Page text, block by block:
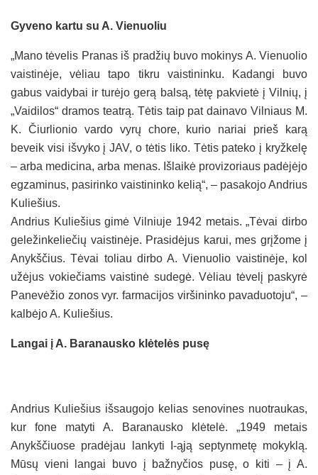
Gyveno kartu su A. Vienuoliu
„Mano tėvelis Pranas iš pradžių buvo mokinys A. Vienuolio
vaistinėje, vėliau tapo tikru vaistininku. Kadangi buvo
gabus vaidybai ir turėjo gerą balsą, tėtę pakvietė į Vilnių, į
„Vaidilos“ dramos teatrą. Tėtis taip pat dainavo Vilniaus M.
K. Čiurlionio vardo vyrų chore, kurio nariai prieš karą
beveik visi išvyko į JAV, o tėtis liko. Tėtis pateko į kryžkelę
– arba medicina, arba menas. Išlaikė provizoriaus padėjėjo
egzaminus, pasirinko vaistininko kelią“, – pasakojo Andrius
Kuliešius.
Andrius Kuliešius gimė Vilniuje 1942 metais. „Tėvai dirbo
geležinkeliečių vaistinėje. Prasidėjus karui, mes grįžome į
Anykščius. Tėvai toliau dirbo A. Vienuolio vaistinėje, kol
užėjus vokiečiams vaistinė sudegė. Vėliau tėvelį paskyrė
Panevėžio zonos vyr. farmacijos viršininko pavaduotoju“, –
kalbėjo A. Kuliešius.
Langai į A. Baranausko klėtelės pusę
Andrius Kuliešius išsaugojo kelias senovines nuotraukas,
kur fone matyti A. Baranausko klėtelė. „1949 metais
Anykščiuose pradėjau lankyti I-ąją septynmetę mokyklą.
Mūsų vieni langai buvo į bažnyčios pusę, o kiti – į A.